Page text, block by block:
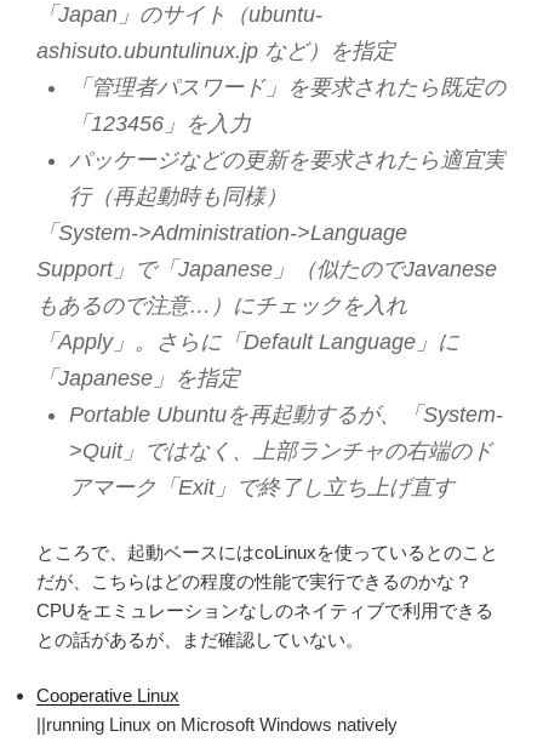
「Japan」のサイト（ubuntu-
ashisuto.ubuntulinux.jp など）を指定
「管理者パスワード」を要求されたら既定の
「123456」を入力
パッケージなどの更新を要求されたら適宜実
行（再起動時も同様）
「System->Administration->Language
Support」で「Japanese」（似たのでJavanese
もあるので注意…）にチェックを入れ
「Apply」。さらに「Default Language」に
「Japanese」を指定
Portable Ubuntuを再起動するが、「System-
>Quit」ではなく、上部ランチャの右端のド
アマーク「Exit」で終了し立ち上げ直す
ところで、起動ベースにはcoLinuxを使っているとのこと
だが、こちらはどの程度の性能で実行できるのかな？
CPUをエミュレーションなしのネイティブで利用できる
との話があるが、まだ確認していない。
Cooperative Linux
||running Linux on Microsoft Windows natively